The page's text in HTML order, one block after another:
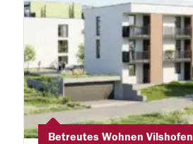
Betreutes Wohnen Vilshofen